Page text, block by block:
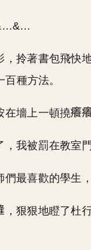
，拎著書包飛快
種方法。
在墻上一頓撓
我被罰在教室門
最喜歡的學生
，狠狠地瞪了杜